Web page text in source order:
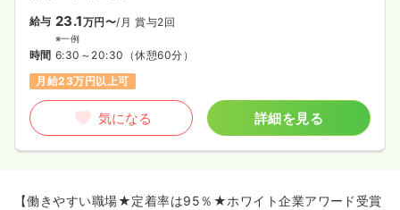
給与 23.1万円〜/月 賞与2回
※一例
時間 6:30～20:30 （休憩60分）
月給23万円以上可
気になる 詳細を見る
【働きやすい職場★定着率は95％★ホワイト企業アワード受賞